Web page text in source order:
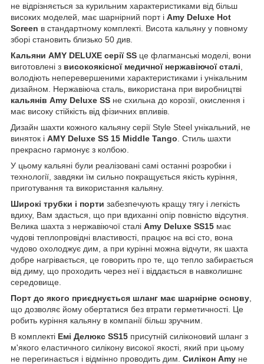
не відрізняється за курильним характеристиками від більш
високих моделей, має шарнірний порт і Amy Deluxe Hot
Screen в стандартному комплекті. Висота кальяну у повному
зборі становить близько 50 див.
Кальяни AMY DELUXE серії SS це флагманські моделі, вони
виготовлені з високоякісної медичної нержавіючої сталі
володіють неперевершеними характеристиками і унікальним
дизайном. Нержавіюча сталь, використана при виробництві
кальянів Amy Deluxe SS не схильна до корозії, окислення і
має високу стійкість від фізичних впливів.
Дизайн шахти кожного кальяну серії Style Steel унікальний, не
виняток і AMY Deluxe SS 15 Middle Tango . Стиль шахти
прекрасно гармонує з колбою.
У цьому кальяні були реалізовані самі останні розробки і
технології, завдяки їм сильно покращується якість куріння,
приготування та використання кальяну.
Широкі трубки і порти забезпечують кращу тягу і легкість
вдиху, Вам здасться, що при вдиханні опір повністю відсутня.
Велика шахта з нержавіючої сталі Amy Deluxe SS15 має
чудові теплопровідні властивості, працює на всі сто, вона
чудово охолоджує дим, а при курінні можна відчути, як шахта
добре нагрівається, це говорить про те, що тепло забирається
від диму, що проходить через неї і віддається в навколишнє
середовище.
Порт до якого приєднується шланг має шарнірне основу
що дозволяє йому обертатися без втрати герметичності. Це
робить куріння кальяну в компанії більш зручним.
В комплекті Емі Делюкс SS15 присутній силіконовий шланг з
м'якого еластичного силікону високої якості, який при цьому
не перегинається і відмінно проводить дим. Силікон Amy не